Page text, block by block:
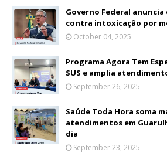
Governo Federal
contra intoxicação por
October 04, 2025
Programa Agora Tem
SUS e amplia
September 26, 2025
Saúde Toda Hora soma
atendimentos em
dia
September 23, 2025